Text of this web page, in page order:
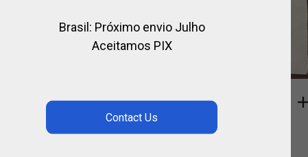
TACO PARA
SHETLAND
DEL 36 AL 39¨
BOLSA EN
BOTAS – POLO
Brasil: Próximo envio Julho
Aceitamos PIX